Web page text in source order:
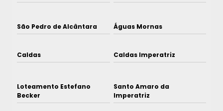
São Pedro de Alcântara Águas Mornas
Caldas Caldas Imperatriz
Loteamento Estefano
Becker
Santo Amaro da
Imperatriz